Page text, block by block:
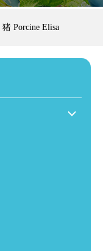
猪 Porcine Elisa